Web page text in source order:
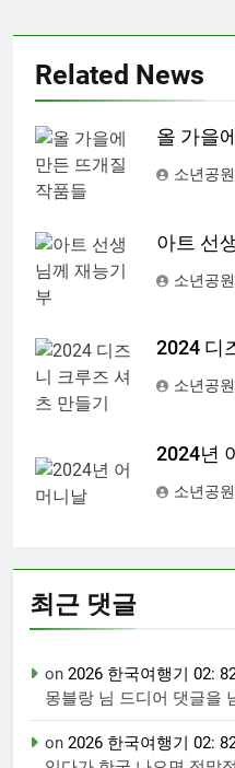
Related News
올 가을
소년공원
아트 선
소년공원
2024 디
소년공원
2024년
소년공원
최근 댓글
on 2026 한국여행기 02:
몽블랑 님 드디어 댓글을
on 2026 한국여행기 02: